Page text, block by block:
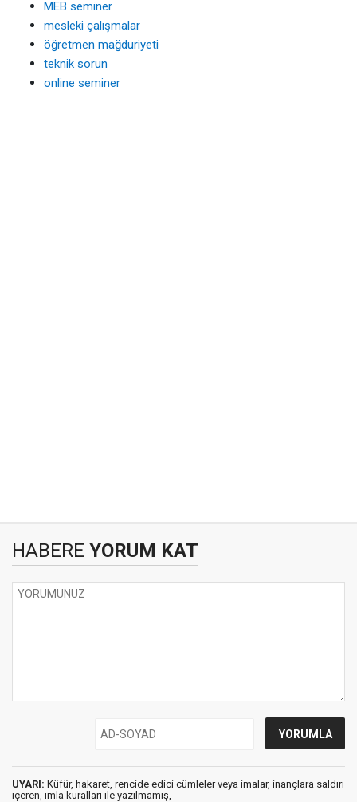
MEB seminer
mesleki çalışmalar
öğretmen mağduriyeti
teknik sorun
online seminer
HABERE YORUM KAT
UYARI: Küfür, hakaret, rencide edici cümleler veya imalar, inançlara saldırı
içeren, imla kuralları ile yazılmamış,